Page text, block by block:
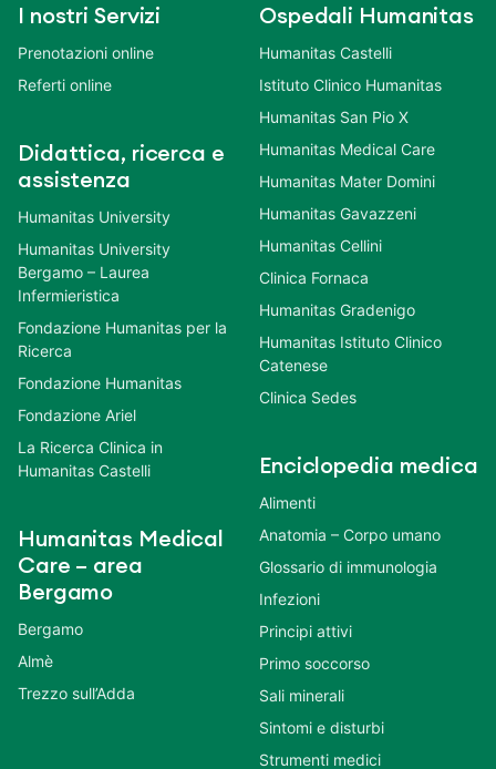
I nostri Servizi
Prenotazioni online
Referti online
Didattica, ricerca e
assistenza
Humanitas University
Humanitas University
Bergamo – Laurea
Infermieristica
Fondazione Humanitas per la
Ricerca
Fondazione Humanitas
Fondazione Ariel
La Ricerca Clinica in
Humanitas Castelli
Humanitas Medical
Care – area
Bergamo
Bergamo
Almè
Trezzo sull’Adda
Ospedali Humanitas
Humanitas Castelli
Istituto Clinico Humanitas
Humanitas San Pio X
Humanitas Medical Care
Humanitas Mater Domini
Humanitas Gavazzeni
Humanitas Cellini
Clinica Fornaca
Humanitas Gradenigo
Humanitas Istituto Clinico
Catenese
Clinica Sedes
Enciclopedia medica
Alimenti
Anatomia – Corpo umano
Glossario di immunologia
Infezioni
Principi attivi
Primo soccorso
Sali minerali
Sintomi e disturbi
Strumenti medici